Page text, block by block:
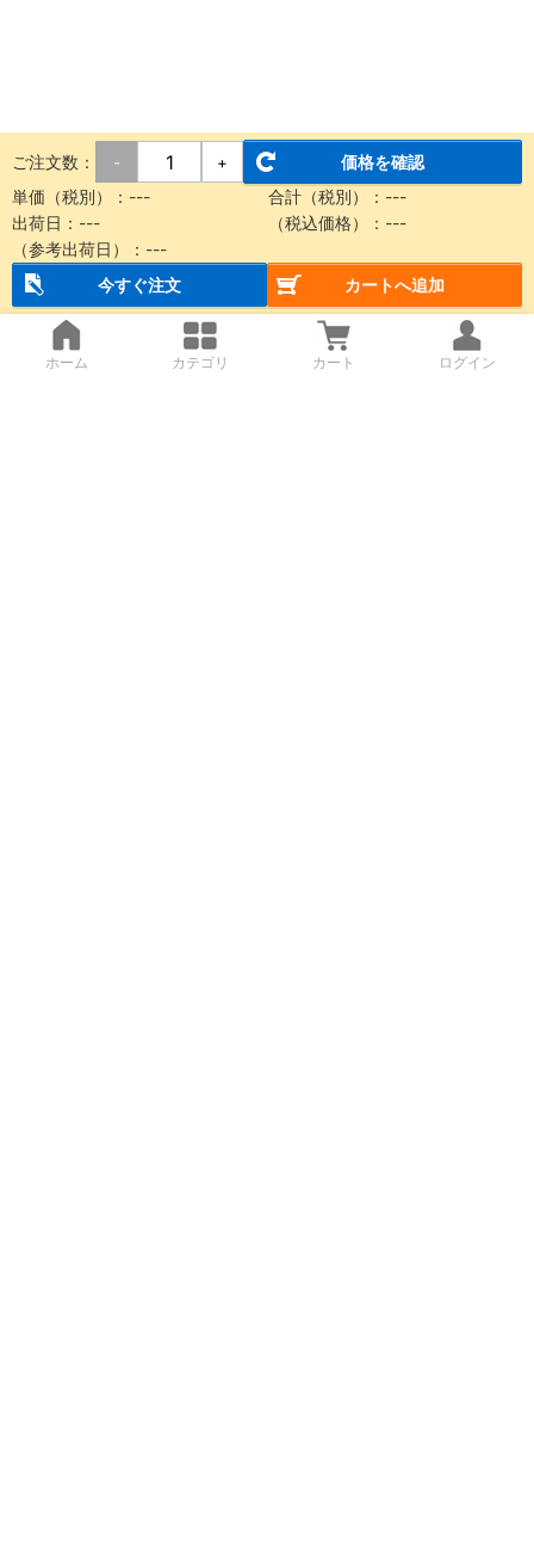
ご注文数： - +
価格を確認
単価（税別）： --- 合計（税別）： ---
出荷日： --- （税込価格）： ---
（参考出荷日）： ---
今すぐ注文
カートへ追加
ホーム カテゴリ カート ログイン